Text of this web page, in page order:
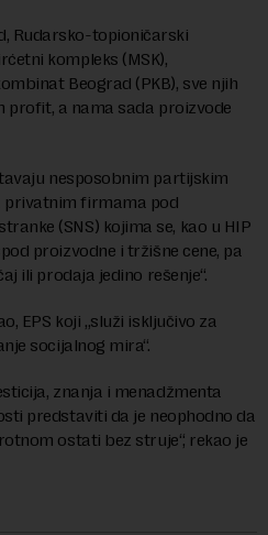
Rudarsko-topioničarski
kompleks (MSK),
Beograd (PKB), sve njih
profit, a nama sada proizvode
nesposobnim partijskim
privatnim firmama pod
(SNS) kojima se, kao u HIP
proizvodne i tržišne cene, pa
ili prodaja jedino rešenje“.
EPS koji „služi isključivo za
socijalnog mira“.
znanja i menadžmenta
predstaviti da je neophodno da
ostati bez struje“, rekao je